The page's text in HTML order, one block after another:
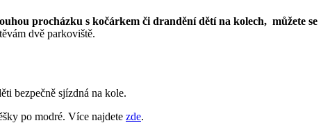
procházku s kočárkem či drandění dětí na kolech, můžete se
dvě parkoviště.
bezpečně sjízdná na kole.
po modré. Více najdete zde.